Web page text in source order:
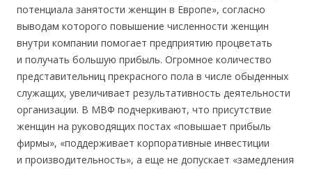
потенциала занятости женщин в Европе», согласно
выводам которого повышение численности женщин
внутри компании помогает предприятию процветать
и получать большую прибыль. Огромное количество
представительниц прекрасного пола в числе обыденных
служащих, увеличивает результативность деятельности
организации. В МВФ подчеркивают, что присутствие
женщин на руководящих постах «повышает прибыль
фирмы», «поддерживает корпоративные инвестиции
и производительность», а еще не допускает «замедления